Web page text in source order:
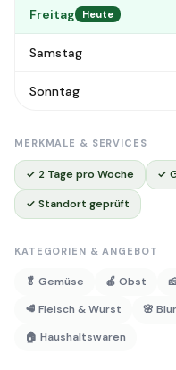
Freitag Heute
Samstag
Sonntag
MERKMALE & SERVICES
✓ 2 Tage pro Woche ✓
✓ Standort geprüft
KATEGORIEN & ANGEBOT
🥬 Gemüse 🍎 Obst
🥩 Fleisch & Wurst
🌸
🏠 Haushaltswaren